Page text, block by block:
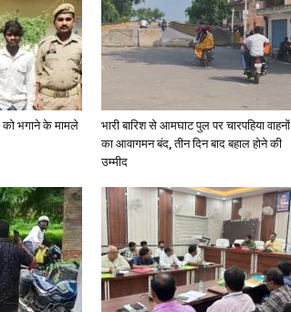
को भगाने के मामले
भारी बारिश से आमघाट पुल पर चारपहिया वाहनों
का आवागमन बंद, तीन दिन बाद बहाल होने की
उम्मीद